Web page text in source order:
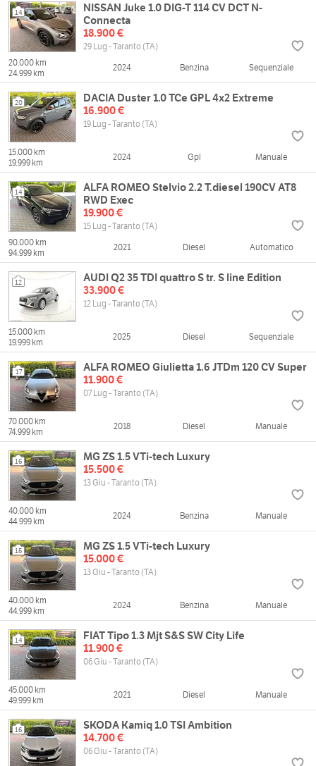
14
NISSAN Juke 1.0 DIG-T 114 CV DCT N-
Connecta
18.900 €
29 Lug - Taranto (TA)
20.000 km
24.999 km
2024 Benzina Sequenziale
20
DACIA Duster 1.0 TCe GPL 4x2 Extreme
16.900 €
19 Lug - Taranto (TA)
15.000 km
19.999 km
2024 Gpl Manuale
14
ALFA ROMEO Stelvio 2.2 T.diesel 190CV AT8
RWD Exec
19.900 €
15 Lug - Taranto (TA)
90.000 km
94.999 km
2021 Diesel Automatico
12
AUDI Q2 35 TDI quattro S tr. S line Edition
33.900 €
12 Lug - Taranto (TA)
15.000 km
19.999 km
2025 Diesel Sequenziale
17
ALFA ROMEO Giulietta 1.6 JTDm 120 CV Super
11.900 €
07 Lug - Taranto (TA)
70.000 km
74.999 km
2018 Diesel Manuale
16
MG ZS 1.5 VTi-tech Luxury
15.500 €
13 Giu - Taranto (TA)
40.000 km
44.999 km
2024 Benzina Manuale
15
MG ZS 1.5 VTi-tech Luxury
15.000 €
13 Giu - Taranto (TA)
40.000 km
44.999 km
2024 Benzina Manuale
14
FIAT Tipo 1.3 Mjt S&S SW City Life
11.900 €
06 Giu - Taranto (TA)
45.000 km
49.999 km
2021 Diesel Manuale
16
SKODA Kamiq 1.0 TSI Ambition
14.700 €
06 Giu - Taranto (TA)